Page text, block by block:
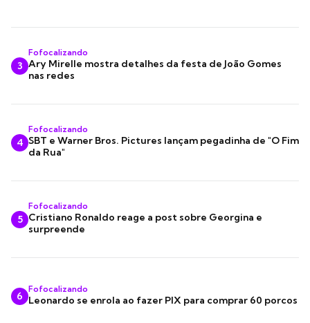
3
Fofocalizando
Ary Mirelle mostra detalhes da festa de João Gomes
nas redes
4
Fofocalizando
SBT e Warner Bros. Pictures lançam pegadinha de "O Fim
da Rua"
5
Fofocalizando
Cristiano Ronaldo reage a post sobre Georgina e
surpreende
6
Fofocalizando
Leonardo se enrola ao fazer PIX para comprar 60 porcos